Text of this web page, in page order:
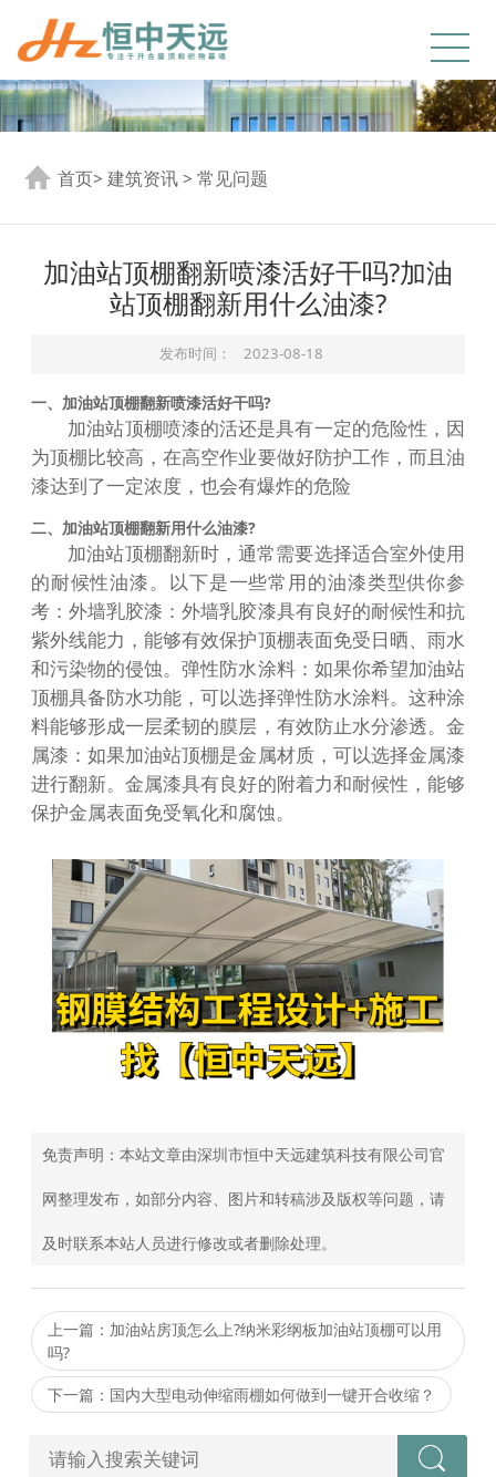
首页>建筑资讯>常见问题
加油站顶棚翻新喷漆活好干吗?加油
站顶棚翻新用什么油漆?
发布时间： 2023-08-18
一、加油站顶棚翻新喷漆活好干吗?
加油站顶棚喷漆的活还是具有一定的危险性，因
为顶棚比较高，在高空作业要做好防护工作，而且油
漆达到了一定浓度，也会有爆炸的危险
二、加油站顶棚翻新用什么油漆?
加油站顶棚翻新时，通常需要选择适合室外使用
的耐候性油漆。以下是一些常用的油漆类型供你参
考：外墙乳胶漆：外墙乳胶漆具有良好的耐候性和抗
紫外线能力，能够有效保护顶棚表面免受日晒、雨水
和污染物的侵蚀。弹性防水涂料：如果你希望加油站
顶棚具备防水功能，可以选择弹性防水涂料。这种涂
料能够形成一层柔韧的膜层，有效防止水分渗透。金
属漆：如果加油站顶棚是金属材质，可以选择金属漆
进行翻新。金属漆具有良好的附着力和耐候性，能够
保护金属表面免受氧化和腐蚀。
免责声明：本站文章由深圳市恒中天远建筑科技有限公司官
网整理发布，如部分内容、图片和转稿涉及版权等问题，请
及时联系本站人员进行修改或者删除处理。
上一篇：加油站房顶怎么上?纳米彩纲板加油站顶棚可以用
吗?
下一篇：国内大型电动伸缩雨棚如何做到一键开合收缩？